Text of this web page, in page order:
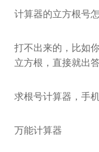
计算器的立方根号
打不出来的，比如
立方根，直接就出
求根号计算器，手
万能计算器